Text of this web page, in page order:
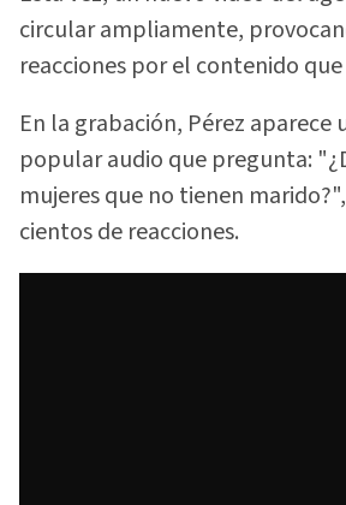
circular ampliamente,
reacciones por el contenido
En la grabación, Pérez aparece
popular audio que pregunta:
mujeres que no tienen
cientos de reacciones.